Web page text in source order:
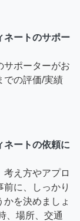
ネートのサポー
サポーターがお
での評価/実績
ネートの依頼に
え方やアプロ
に、しっかり
を決めましょ
、場所、交通